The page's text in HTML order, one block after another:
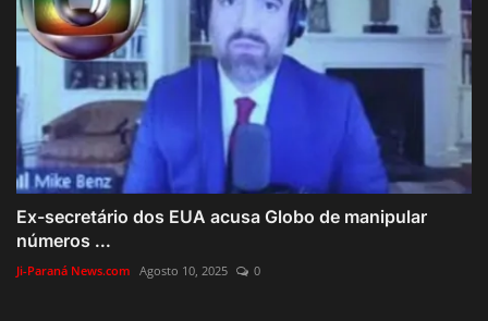
Ex-secretário dos EUA acusa Globo de manipular
números ...
Ji-Paraná News.com Agosto 10, 2025 0